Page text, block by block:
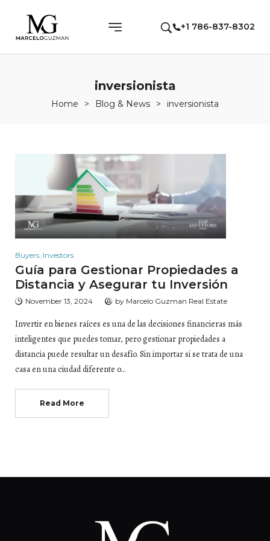
+1 786-837-8302
inversionista
Home > Blog & News > inversionista
Buyers Investors
Guía para Gestionar Propiedades a
Distancia y Asegurar tu Inversión
November 13, 2024 by Marcelo Guzman Real Estate
Invertir en bienes raíces es una de las decisiones financieras más
inteligentes que puedes tomar, pero gestionar propiedades a
distancia puede resultar un desafío. Sin importar si se trata de una
casa en una ciudad diferente o…
Read More